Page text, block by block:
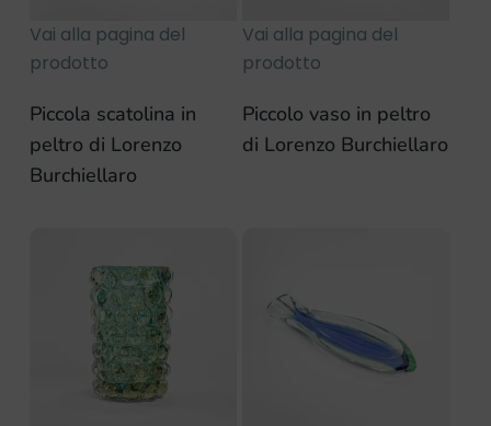
Vai alla pagina del
prodotto
Piccola scatolina in
peltro di Lorenzo
Burchiellaro
Vai alla pagina del
prodotto
Piccolo vaso in peltro
di Lorenzo Burchiellaro